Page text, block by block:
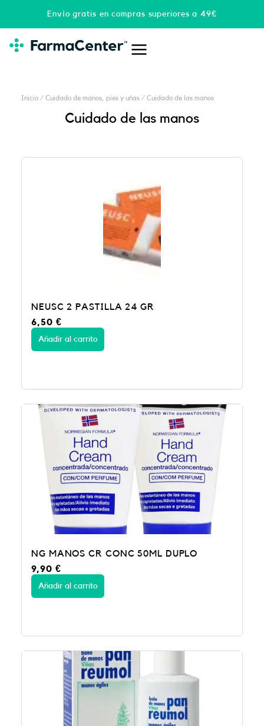
Envío gratis en compras superiores a 49€
Inicio / Cuidado de manos, pies y uñas / Cuidado de las manos
Cuidado de las manos
NEUSC 2 PASTILLA 24 GR
6,50 €
Añadir al carrito
NG MANOS CR CONC 50ML DUPLO
9,90 €
Añadir al carrito